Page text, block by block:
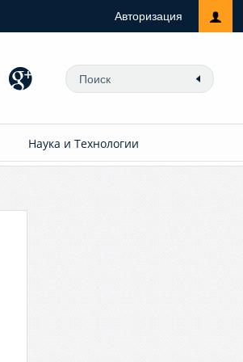
Авторизация
Наука и Технологии